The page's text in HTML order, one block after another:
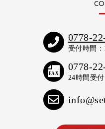
0778-
受付時間：
FAX
0778-
24時間受付